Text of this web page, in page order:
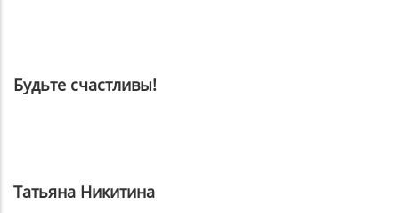
Будьте счастливы!
Татьяна Никитина